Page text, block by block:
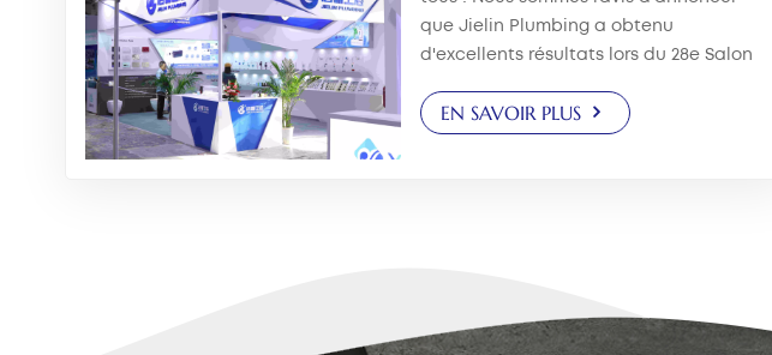
que Jielin Plumbing a obtenu
d'excellents résultats lors du 28e Salon
de bains de Shanghai, qui s'est tenu du
EN SAVOIR PLUS